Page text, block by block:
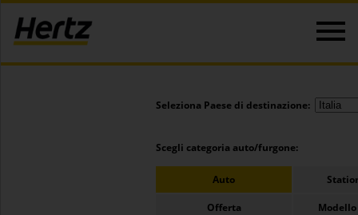
Seleziona Paese di destinazione:
Scegli categoria auto/furgone:
Auto
Offerta